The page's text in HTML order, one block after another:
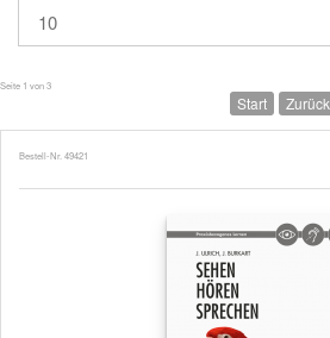
Seite 1 von 3
Start Zurück
Bestell-Nr. 49421